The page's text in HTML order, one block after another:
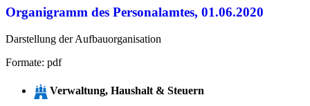
Organigramm des Personalamtes, 01.06.2020
Darstellung der Aufbauorganisation
Formate: pdf
Verwaltung, Haushalt & Steuern